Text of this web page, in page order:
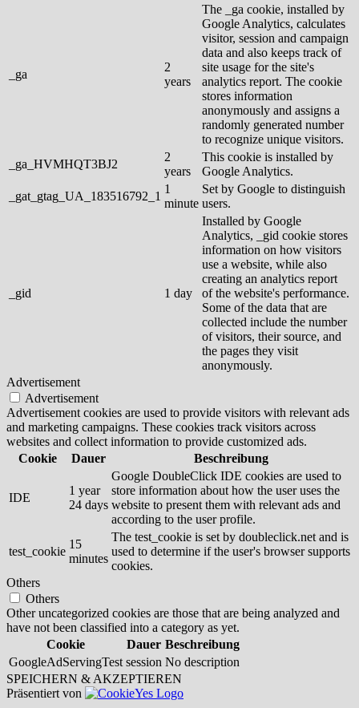
_ga
2
years
The _ga cookie, installed by
Google Analytics, calculates
visitor, session and campaign
data and also keeps track of
site usage for the site's
analytics report. The cookie
stores information
anonymously and assigns a
randomly generated number
to recognize unique visitors.
_ga_HVMHQT3BJ2
2
years
This cookie is installed by
Google Analytics.
_gat_gtag_UA_183516792_1
1
minute
Set by Google to distinguish
users.
_gid 1 day
Installed by Google
Analytics, _gid cookie stores
information on how visitors
use a website, while also
creating an analytics report
of the website's performance.
Some of the data that are
collected include the number
of visitors, their source, and
the pages they visit
anonymously.
Advertisement
Advertisement
Advertisement cookies are used to provide visitors with relevant ads
and marketing campaigns. These cookies track visitors across
websites and collect information to provide customized ads.
Cookie
Dauer Beschreibung
IDE
1 year
24 days
Google DoubleClick IDE cookies are used to
store information about how the user uses the
website to present them with relevant ads and
according to the user profile.
test_cookie
15
minutes
The test_cookie is set by doubleclick.net and is
used to determine if the user's browser supports
cookies.
Others
Others
Other uncategorized cookies are those that are being analyzed and
have not been classified into a category as yet.
Cookie
Dauer Beschreibung
GoogleAdServingTest session No description
SPEICHERN & AKZEPTIEREN
Präsentiert von